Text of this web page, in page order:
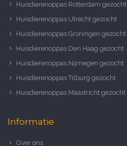
Huisdierenoppas Rotterdam gezocht
Huisdierenoppas Utrecht gezocht
Huisdierenoppas Groningen gezocht
Huisdierenoppas Den Haag gezocht
Huisdierenoppas Nijmegen gezocht
Huisdierenoppas Tilburg gezocht
Huisdierenoppas Maastricht gezocht
Informatie
Over ons